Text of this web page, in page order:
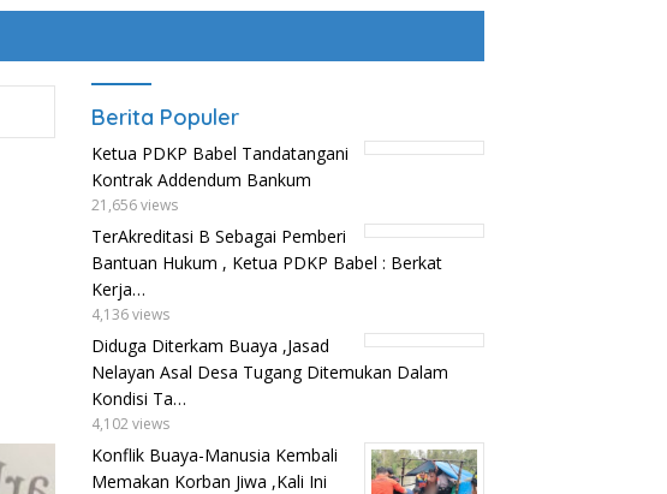
Berita Populer
Ketua PDKP Babel Tandatangani
Kontrak Addendum Bankum
21,656 views
TerAkreditasi B Sebagai Pemberi
Bantuan Hukum , Ketua PDKP Babel : Berkat
Kerja…
4,136 views
Diduga Diterkam Buaya ,Jasad
Nelayan Asal Desa Tugang Ditemukan Dalam
Kondisi Ta…
4,102 views
Konflik Buaya-Manusia Kembali
Memakan Korban Jiwa ,Kali Ini